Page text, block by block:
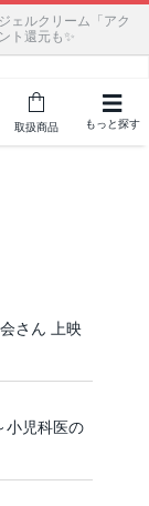
ェルクリーム「アク
ト還元も✨
取扱商品 もっと探す
さん 上映
小児科医の